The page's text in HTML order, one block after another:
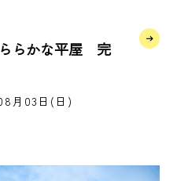
ららかな平屋 完
月03日(日)